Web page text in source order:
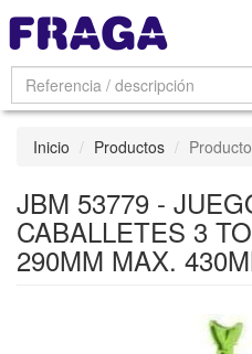
Inicio Productos Producto
JBM 53779 -
CABALLETES 3
290MM MAX.